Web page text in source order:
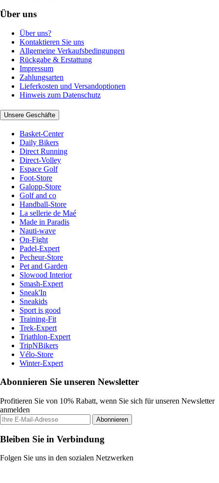
Über uns
Über uns?
Kontaktieren Sie uns
Allgemeine Verkaufsbedingungen
Rückgabe & Erstattung
Impressum
Zahlungsarten
Lieferkosten und Versandoptionen
Hinweis zum Datenschutz
Unsere Geschäfte
Basket-Center
Daily Bikers
Direct Running
Direct-Volley
Espace Golf
Foot-Store
Galopp-Store
Golf and co
Handball-Store
La sellerie de Maé
Made in Paradis
Nauti-wave
On-Fight
Padel-Expert
Pecheur-Store
Pet and Garden
Slowood Interior
Smash-Expert
Sneak'In
Sneakids
Sport is good
Training-Fit
Trek-Expert
Triathlon-Expert
TripNBikers
Vélo-Store
Winter-Expert
Abonnieren Sie unseren Newsletter
Profitieren Sie von 10% Rabatt, wenn Sie sich für unseren Newsletter
anmelden
Abonnieren
Bleiben Sie in Verbindung
Folgen Sie uns in den sozialen Netzwerken